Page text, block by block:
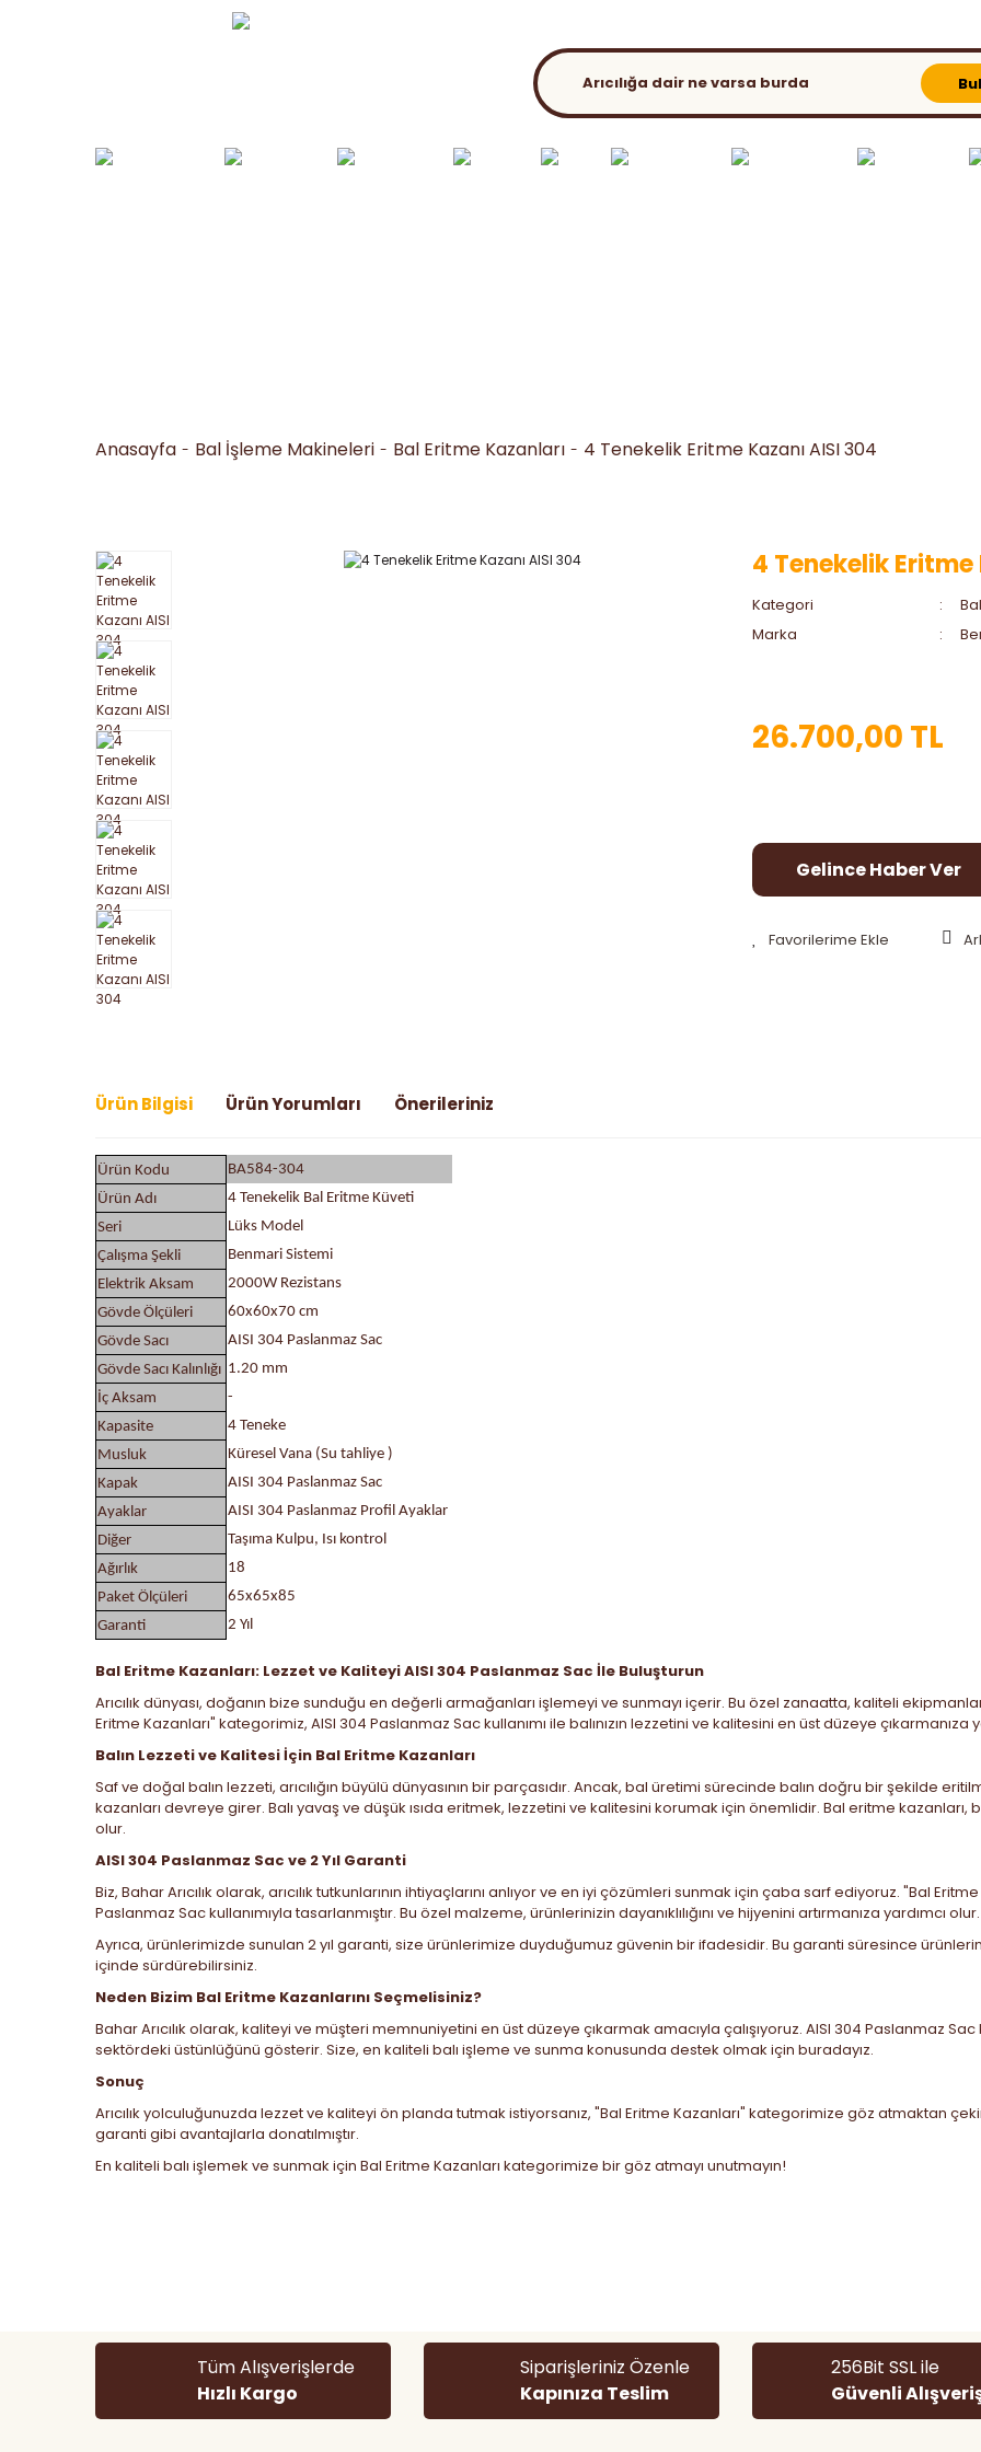
Bul
Anasayfa Bal İşleme Makineleri Bal Eritme Kazanları 4 Tenekelik Eritme Kazanı AISI 304
4 Tenekelik Eritme
Kategori
Marka
26.700,00 TL
Gelince Haber Ver
Ürün Bilgisi Ürün Yorumları Önerileriniz
Ürün Kodu
BA584-304
Ürün Adı
4 Tenekelik Bal Eritme Küveti
Seri
Lüks Model
Çalışma Şekli
Benmari Sistemi
Elektrik Aksam
2000W Rezistans
Gövde Ölçüleri
60x60x70 cm
Gövde Sacı
AISI 304 Paslanmaz Sac
Gövde Sacı Kalınlığı 1.20 mm
İç Aksam
-
Kapasite
4 Teneke
Musluk
Küresel Vana (Su tahliye )
Kapak
AISI 304 Paslanmaz Sac
Ayaklar
AISI 304 Paslanmaz Profil Ayaklar
Diğer
Taşıma Kulpu, Isı kontrol
Ağırlık
18
Paket Ölçüleri
65x65x85
Garanti
2 Yıl
Bal Eritme Kazanları: Lezzet ve Kaliteyi AISI 304 Paslanmaz Sac İle Buluşturun
Arıcılık dünyası, doğanın bize sunduğu en değerli armağanları işlemeyi ve sunmayı içerir. Bu özel zanaatta, kaliteli
Eritme Kazanları" kategorimiz, AISI 304 Paslanmaz Sac kullanımı ile balınızın lezzetini ve kalitesini en üst düzeye çıkarmanıza
Balın Lezzeti ve Kalitesi İçin Bal Eritme Kazanları
Saf ve doğal balın lezzeti, arıcılığın büyülü dünyasının bir parçasıdır. Ancak, bal üretimi sürecinde balın doğru bir şekilde
kazanları devreye girer. Balı yavaş ve düşük ısıda eritmek, lezzetini ve kalitesini korumak için önemlidir. Bal eritme
olur.
AISI 304 Paslanmaz Sac ve 2 Yıl Garanti
Biz, Bahar Arıcılık olarak, arıcılık tutkunlarının ihtiyaçlarını anlıyor ve en iyi çözümleri sunmak için çaba sarf ediyoruz. "Bal
Paslanmaz Sac kullanımıyla tasarlanmıştır. Bu özel malzeme, ürünlerinizin dayanıklılığını ve hijyenini artırmanıza yardımcı olur.
Ayrıca, ürünlerimizde sunulan 2 yıl garanti, size ürünlerimize duyduğumuz güvenin bir ifadesidir. Bu garanti süresince
içinde sürdürebilirsiniz.
Neden Bizim Bal Eritme Kazanlarını Seçmelisiniz?
Bahar Arıcılık olarak, kaliteyi ve müşteri memnuniyetini en üst düzeye çıkarmak amacıyla çalışıyoruz. AISI 304 Paslanmaz
sektördeki üstünlüğünü gösterir. Size, en kaliteli balı işleme ve sunma konusunda destek olmak için buradayız.
Sonuç
Arıcılık yolculuğunuzda lezzet ve kaliteyi ön planda tutmak istiyorsanız, "Bal Eritme Kazanları" kategorimize göz atmaktan
garanti gibi avantajlarla donatılmıştır.
En kaliteli balı işlemek ve sunmak için Bal Eritme Kazanları kategorimize bir göz atmayı unutmayın!
Ürün bilgilerinde hatalar bulunuyor.
Ürün fiyatı diğer sitelerden daha pahalı.
Tüm Alışverişlerde
Hızlı Kargo
Siparişleriniz Özenle
Kapınıza Teslim
256Bit SSL ile
Güvenli